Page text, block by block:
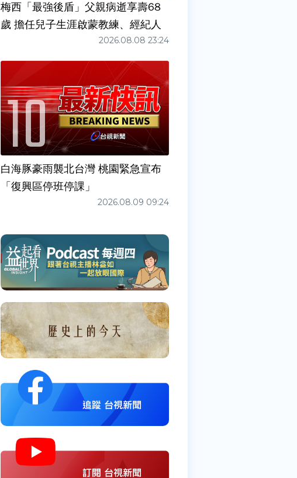
梅西「最強後盾」父親病逝享壽68
歲 擔任兒子生涯啟蒙教練、經紀人
2026.08.08 23:24
白海豚豪雨襲北台灣 桃園緊急宣布
「復興區停班停課」
2026.08.09 09:24